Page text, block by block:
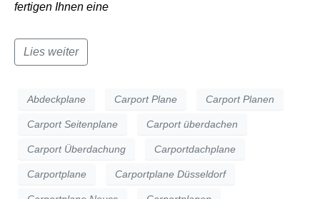
fertigen Ihnen eine
Lies weiter
Abdeckplane Carport Plane Carport Planen
Carport Seitenplane Carport überdachen
Carport Überdachung Carportdachplane
Carportplane Carportplane Düsseldorf